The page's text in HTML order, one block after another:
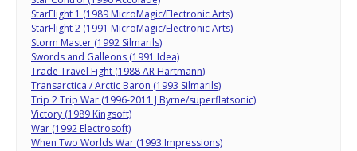
StarFlight 1 (1989 MicroMagic/Electronic Arts)
StarFlight 2 (1991 MicroMagic/Electronic Arts)
Storm Master (1992 Silmarils)
Swords and Galleons (1991 Idea)
Trade Travel Fight (1988 AR Hartmann)
Transarctica / Arctic Baron (1993 Silmarils)
Trip 2 Trip War (1996-2011 J Byrne/superflatsonic)
Victory (1989 Kingsoft)
War (1992 Electrosoft)
When Two Worlds War (1993 Impressions)